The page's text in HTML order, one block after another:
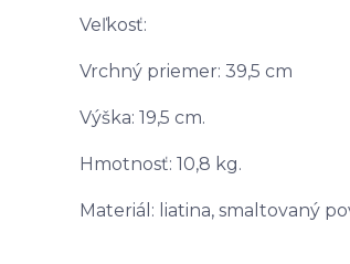
Veľkosť:
Vrchný priemer: 39,5 cm
Výška: 19,5 cm.
Hmotnosť: 10,8 kg.
Materiál: liatina, smaltovaný